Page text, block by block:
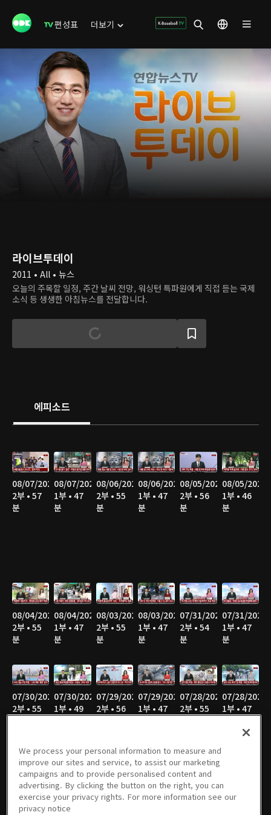
편성표 더보기
라이브투데이
2011 • All • 뉴스
오늘의 주목할 일정, 주간 날씨 전망, 워싱턴 특파원에게 직접 듣는 국제
소식 등 생생한 아침뉴스를 전달합니다.
에피소드
08/07/2026
2부 • 57
분
08/07/2026
1부 • 47
분
08/06/2026
2부 • 55
분
08/06/2026
1부 • 47
분
08/05/2026
2부 • 56
분
08/05/2026
1부 • 46
분
08/04/2026
2부 • 55
분
08/04/2026
1부 • 47
분
08/03/2026
2부 • 55
분
08/03/2026
1부 • 47
분
07/31/2026
2부 • 54
분
07/31/2026
1부 • 47
분
07/30/2026
2부 • 55
07/30/2026
1부 • 49
07/29/2026
2부 • 56
07/29/2026
1부 • 47
07/28/2026
2부 • 55
07/28/2026
1부 • 47
07/27/2026
2부 • 58
분
07/27/2026
1부 • 46
분
07/24/2026
2부 • 56
분
07/24/2026
1부 • 47
분
07/23/2026
2부 • 55
분
1부 • 47
분
We process your personal information to measure and
improve our sites and service, to assist our marketing
campaigns and to provide personalised content and
advertising. By clicking the button on the right, you can
exercise your privacy rights. For more information see our
privacy notice